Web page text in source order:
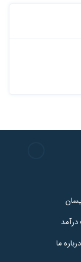
درباره ما